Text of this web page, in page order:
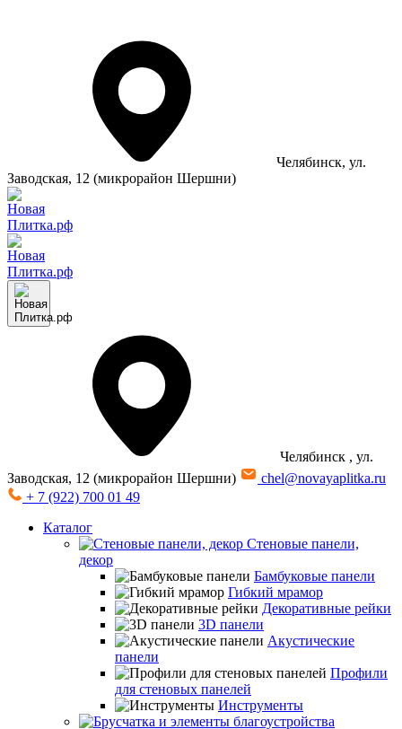
Челябинск, ул.
Заводская, 12 (микрорайон Шершни)
Челябинск , ул.
Заводская, 12 (микрорайон Шершни)
chel@novayaplitka.ru
+ 7 (922) 700 01 49
Каталог
Стеновые панели,
декор
Бамбуковые панели
Гибкий мрамор
Декоративные рейки
3D панели
Акустические
панели
Профили
для стеновых панелей
Инструменты